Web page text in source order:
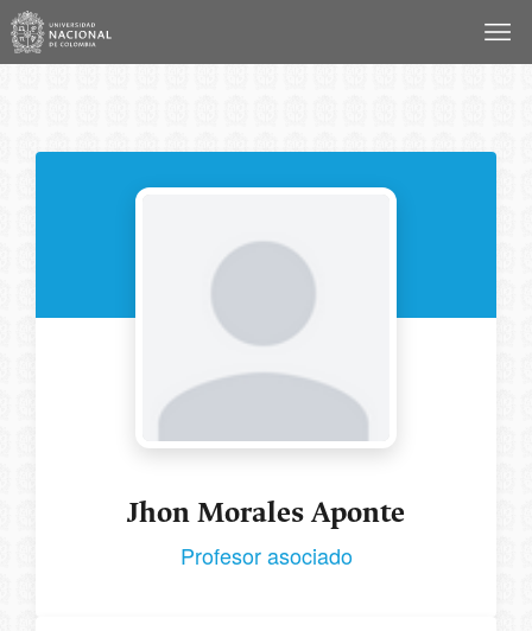
Saltar
contenido
Jhon Morales Aponte
Profesor asociado